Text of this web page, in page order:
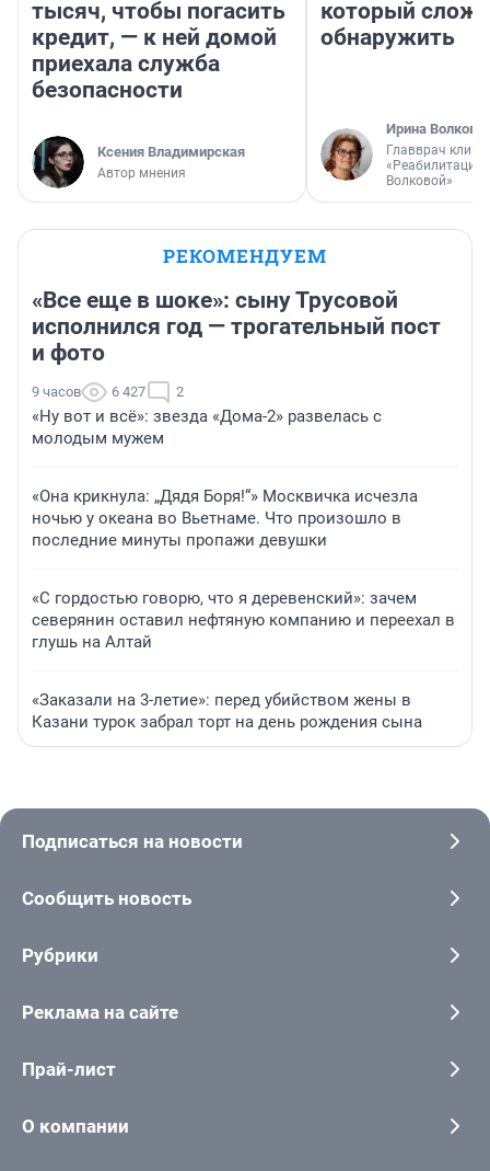
тысяч, чтобы погасить
кредит, — к ней домой
приехала служба
безопасности
Ксения Владимирская
Автор мнения
который
обнаружить
Ирина Волкова
Главврач
«Реабилитация
Волковой»
РЕКОМЕНДУЕМ
«Все еще в шоке»: сыну Трусовой
исполнился год — трогательный пост
и фото
9 часов 6 427 2
«Ну вот и всё»: звезда «Дома-2» развелась с
молодым мужем
«Она крикнула: „Дядя Боря!“» Москвичка исчезла
ночью у океана во Вьетнаме. Что произошло в
последние минуты пропажи девушки
«С гордостью говорю, что я деревенский»: зачем
северянин оставил нефтяную компанию и переехал в
глушь на Алтай
«Заказали на 3-летие»: перед убийством жены в
Казани турок забрал торт на день рождения сына
Подписаться на новости
Сообщить новость
Рубрики
Реклама на сайте
Прай-лист
О компании